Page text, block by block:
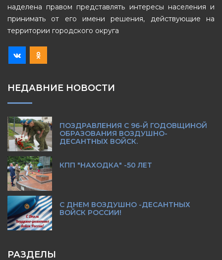
наделена правом представлять интересы населения и
принимать от его имени решения, действующие на
территории городского округа
НЕДАВНИЕ НОВОСТИ
ПОЗДРАВЛЕНИЯ С 96-Й ГОДОВЩИНОЙ
ОБРАЗОВАНИЯ ВОЗДУШНО-
ДЕСАНТНЫХ ВОЙСК.
КПП "НАХОДКА" -50 ЛЕТ
С ДНЕМ ВОЗДУШНО -ДЕСАНТНЫХ
ВОЙСК РОССИИ!
РАЗДЕЛЫ